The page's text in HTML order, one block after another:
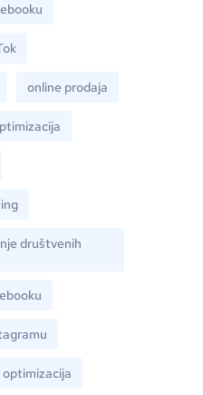
online prodaja
društvenih
optimizacija